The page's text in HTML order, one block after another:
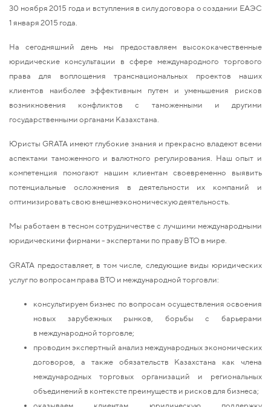
30 ноября 2015 года и вступления в силу договора о создании ЕАЭС
1 января 2015 года.
На сегодняшний день мы предоставляем высококачественные
юридические консультации в сфере международного торгового
права для воплощения транснациональных проектов наших
клиентов наиболее эффективным путем и уменьшения рисков
возникновения конфликтов с таможенными и другими
государственными органами Казахстана.
Юристы GRATA имеют глубокие знания и прекрасно владеют всеми
аспектами таможенного и валютного регулирования. Наш опыт и
компетенция помогают нашим клиентам своевременно выявить
потенциальные осложнения в деятельности их компаний и
оптимизировать свою внешнеэкономическую деятельность.
Мы работаем в тесном сотрудничестве с лучшими международными
юридическими фирмами - экспертами по праву ВТО в мире.
GRATA предоставляет, в том числе, следующие виды юридических
услуг по вопросам права ВТО и международной торговли:
консультируем бизнес по вопросам осуществления освоения
новых зарубежных рынков, борьбы с барьерами
в международной торговле;
проводим экспертный анализ международных экономических
договоров, а также обязательств Казахстана как члена
международных торговых организаций и региональных
объединений в контексте преимуществ и рисков для бизнеса;